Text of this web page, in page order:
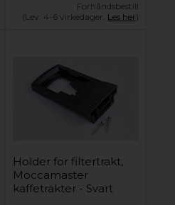
Forhåndsbestill
(Lev. 4-6 virkedager. Les her)
Holder for filtertrakt,
Moccamaster
kaffetrakter - Svart